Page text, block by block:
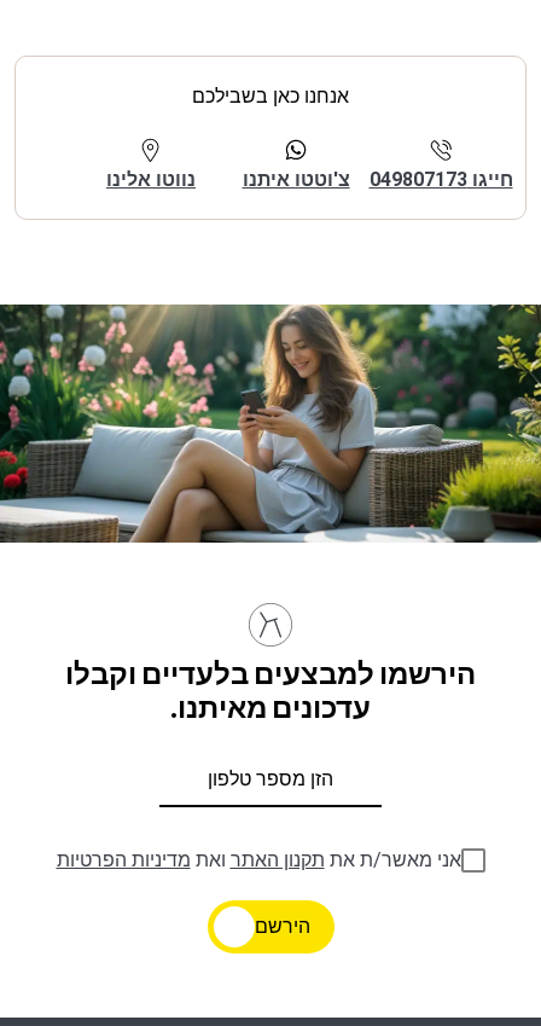
אנחנו כאן בשבילכם
חייגו 049807173 צ'וטטו איתנו נווטו אלינו
הירשמו למבצעים בלעדיים וקבלו
עדכונים מאיתנו.
אני מאשר/ת את תקנון האתר ואת מדיניות הפרטיות
הירשם